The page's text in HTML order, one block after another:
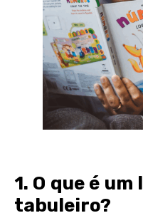
1. O que é
tabuleiro?